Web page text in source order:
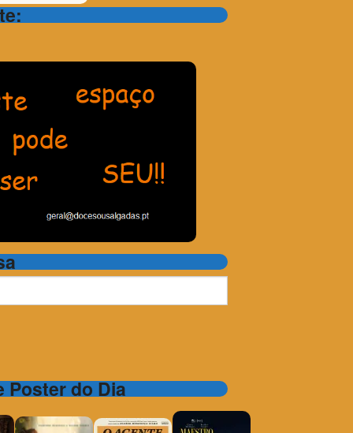
Poster do Dia